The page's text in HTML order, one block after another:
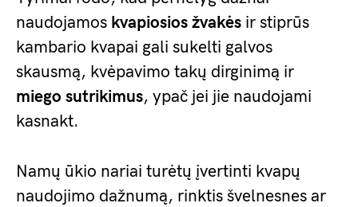
naudojamos kvapiosios žvakės ir stiprūs
kambario kvapai gali sukelti galvos
skausmą, kvėpavimo takų dirginimą ir
miego sutrikimus, ypač jei jie naudojami
kasnakt.
Namų ūkio nariai turėtų įvertinti kvapų
naudojimo dažnumą, rinktis švelnesnes ar